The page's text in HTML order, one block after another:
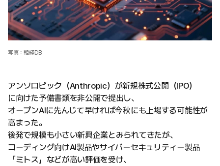
写真：韓経DB
アンソロピック（Anthropic）が新規株式公開（IPO）
に向けた予備書類を非公開で提出し、
オープンAIに先んじて早ければ今秋にも上場する可能性が
高まった。
後発で規模も小さい新興企業とみられてきたが、
コーディング向けAI製品やサイバーセキュリティー製品
「ミトス」などが高い評価を受け、